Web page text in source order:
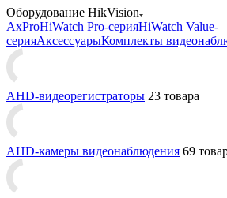
Оборудование HikVision
AxProHiWatch Pro-серияHiWatch Value-
серияАксессуарыКомплекты
AHD-видеорегистраторы 23 товара
AHD-камеры видеонаблюдения 69